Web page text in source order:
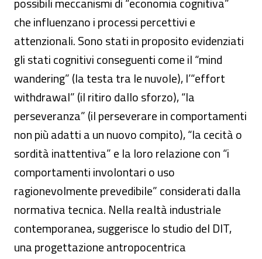
che influenzano i processi percettivi e
attenzionali. Sono stati in proposito evidenziati
gli stati cognitivi conseguenti come il “mind
wandering” (la testa tra le nuvole), l’“effort
withdrawal” (il ritiro dallo sforzo), “la
perseveranza” (il perseverare in comportamenti
non più adatti a un nuovo compito), “la cecità o
sordità inattentiva” e la loro relazione con “i
comportamenti involontari o uso
ragionevolmente prevedibile” considerati dalla
normativa tecnica. Nella realtà industriale
contemporanea, suggerisce lo studio del DIT,
una progettazione antropocentrica